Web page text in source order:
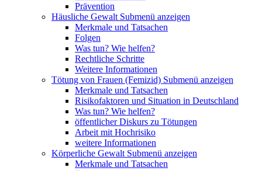
Prävention
Häusliche Gewalt Submenü anzeigen
Merkmale und Tatsachen
Folgen
Was tun? Wie helfen?
Rechtliche Schritte
Weitere Informationen
Tötung von Frauen (Femizid) Submenü anzeigen
Merkmale und Tatsachen
Risikofaktoren und Situation in Deutschland
Was tun? Wie helfen?
öffentlicher Diskurs zu Tötungen
Arbeit mit Hochrisiko
weitere Informationen
Körperliche Gewalt Submenü anzeigen
Merkmale und Tatsachen